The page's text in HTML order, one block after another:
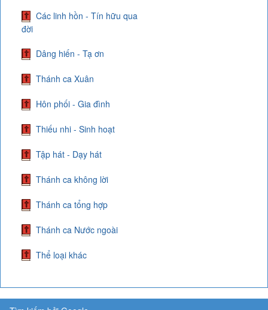
Các linh hồn - Tín hữu qua
đời
Dâng hiến - Tạ ơn
Thánh ca Xuân
Hôn phối - Gia đình
Thiếu nhi - Sinh hoạt
Tập hát - Dạy hát
Thánh ca không lời
Thánh ca tổng hợp
Thánh ca Nước ngoài
Thể loại khác